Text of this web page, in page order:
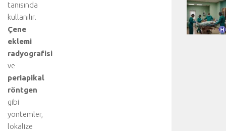
tanısında
kullanılır.
Çene
eklemi
radyografisi
ve
periapikal
röntgen
gibi
yöntemler,
lokalize